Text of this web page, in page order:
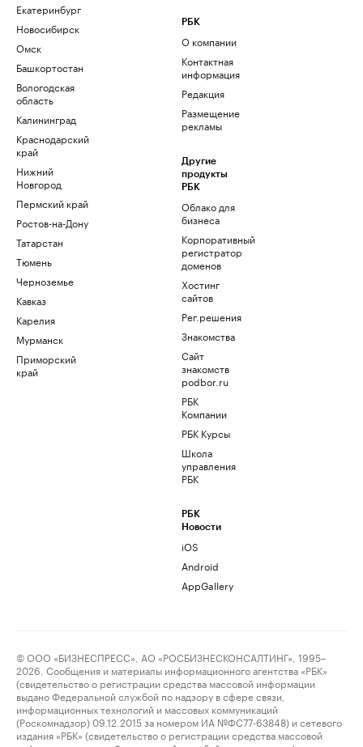
Екатеринбург
Новосибирск
Омск
Башкортостан
Вологодская
область
Калининград
Краснодарский
край
Нижний
Новгород
Пермский край
Ростов-на-Дону
Татарстан
Тюмень
Черноземье
Кавказ
Карелия
Мурманск
Приморский
край
РБК
О компании
Контактная
информация
Редакция
Размещение
рекламы
Другие
продукты
РБК
Облако для
бизнеса
Корпоративный
регистратор
доменов
Хостинг
сайтов
Рег.решения
Знакомства
Сайт
знакомств
podbor.ru
РБК
Компании
РБК Курсы
Школа
управления
РБК
РБК
Новости
iOS
Android
AppGallery
© ООО «БИЗНЕСПРЕСС», АО «РОСБИЗНЕСКОНСАЛТИНГ», 1995–
2026. Сообщения и материалы информационного агентства «РБК»
(свидетельство о регистрации средства массовой информации
выдано Федеральной службой по надзору в сфере связи,
информационных технологий и массовых коммуникаций
(Роскомнадзор) 09.12.2015 за номером ИА №ФС77-63848) и сетевого
издания «РБК» (свидетельство о регистрации средства массовой